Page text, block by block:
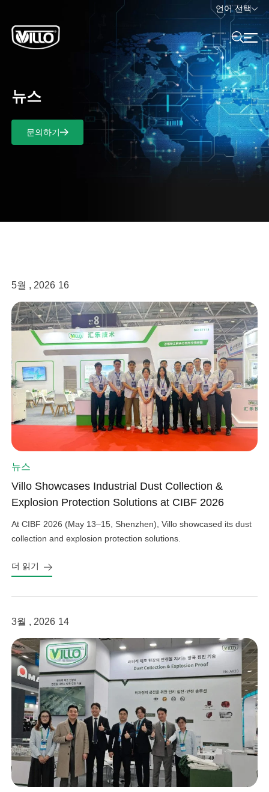
언어 선택
뉴스
문의하기
5월 , 2026 16
뉴스
Villo Showcases Industrial Dust Collection &
Explosion Protection Solutions at CIBF 2026
At CIBF 2026 (May 13–15, Shenzhen), Villo showcased its dust
collection and explosion protection solutions.
더 읽기
3월 , 2026 14